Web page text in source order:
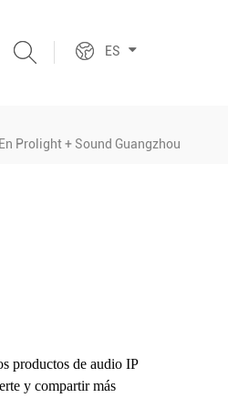
ES
Prolight + Sound Guangzhou
productos de audio IP
y compartir más